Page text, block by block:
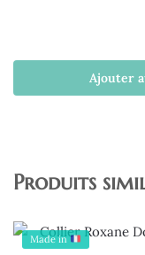
Ajouter
Produits
Made in